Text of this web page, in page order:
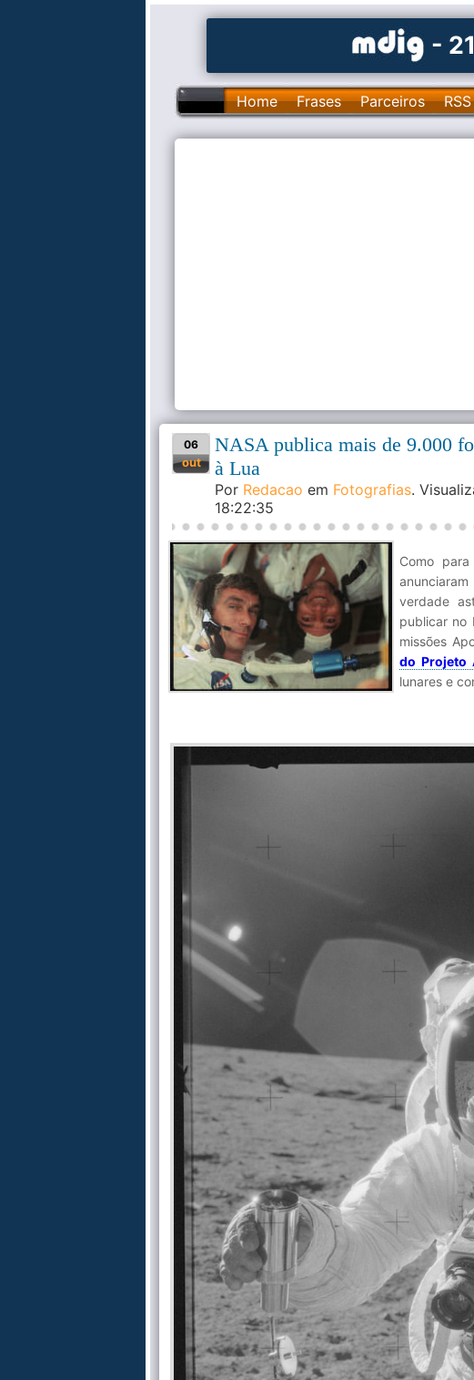
-
Home Frases Parceiros
06
out
NASA publica mais de 9.000
à Lua
Por Redacao em Fotografias.
18:22:35
Como
verdade
publicar no
missões
do Projeto
lunares e